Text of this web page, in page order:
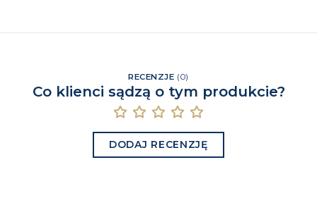
RECENZJE (0)
Co klienci sądzą o tym produkcie?
DODAJ RECENZJĘ